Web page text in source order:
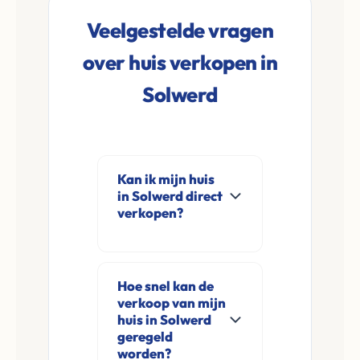
Veelgestelde vragen
over huis verkopen in
Solwerd
Kan ik mijn huis
in Solwerd direct
verkopen?
direct aan in Solwerd
en omgeving. U
verkoopt
Hoe snel kan de
verkoop van mijn
huis in Solwerd
geregeld
worden?